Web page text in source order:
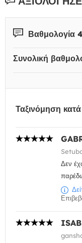
Βαθμολογία 4
Συνολική
Ταξινόμηση κατά
Δεν